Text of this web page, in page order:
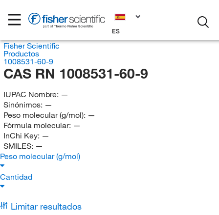
ES
Fisher Scientific
Productos
1008531-60-9
CAS RN 1008531-60-9
IUPAC Nombre: —
Sinónimos: —
Peso molecular (g/mol): —
Fórmula molecular: —
InChi Key: —
SMILES: —
Peso molecular (g/mol)
Cantidad
Limitar resultados